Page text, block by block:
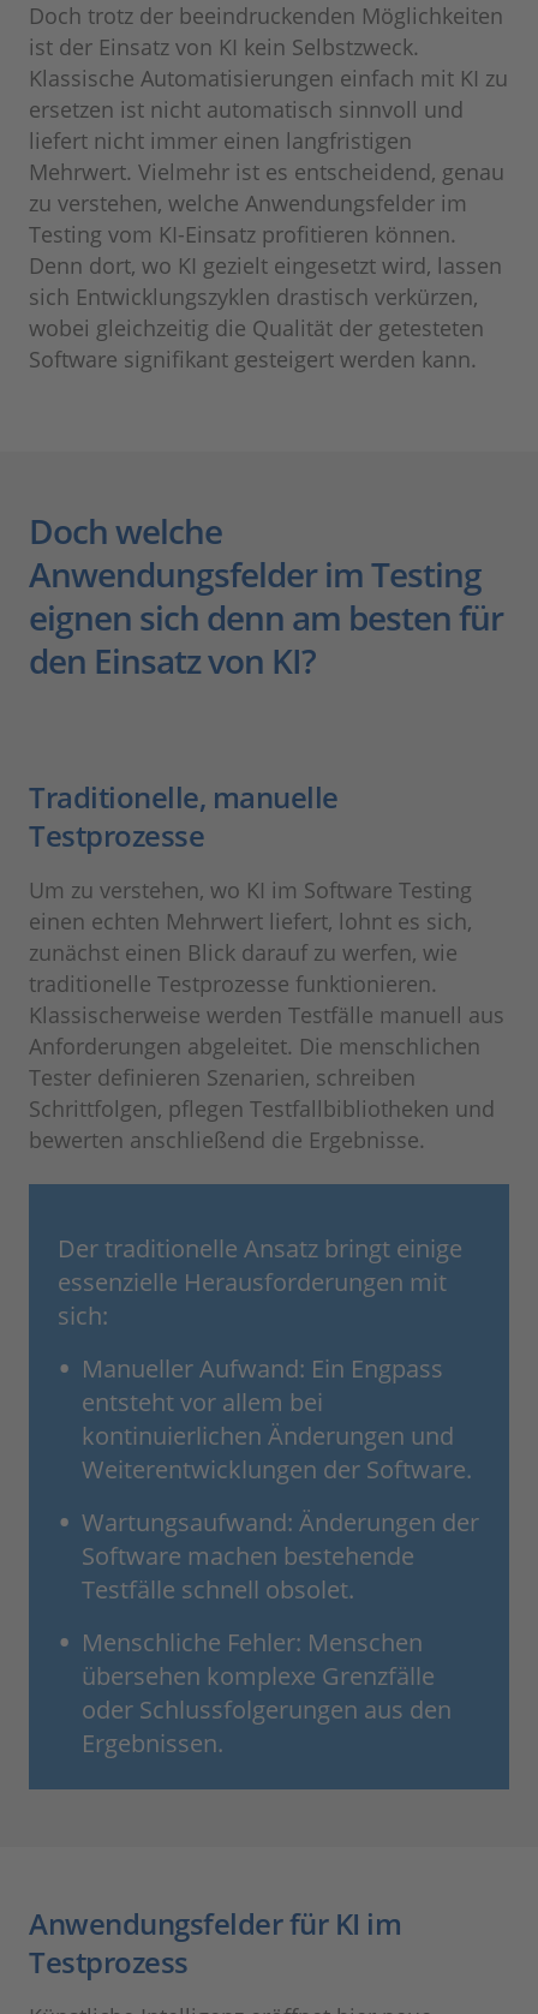
Doch trotz der beeindruckenden Möglichkeiten
ist der Einsatz von KI kein Selbstzweck.
Klassische Automatisierungen einfach mit KI zu
ersetzen ist nicht automatisch sinnvoll und
liefert nicht immer einen langfristigen
Mehrwert. Vielmehr ist es entscheidend, genau
zu verstehen, welche Anwendungsfelder im
Testing vom KI-Einsatz profitieren können.
Denn dort, wo KI gezielt eingesetzt wird, lassen
sich Entwicklungszyklen drastisch verkürzen,
wobei gleichzeitig die Qualität der getesteten
Software signifikant gesteigert werden kann.
Doch welche
Anwendungsfelder im Testing
eignen sich denn am besten für
den Einsatz von KI?
Traditionelle, manuelle
Testprozesse
Um zu verstehen, wo KI im Software Testing
einen echten Mehrwert liefert, lohnt es sich,
zunächst einen Blick darauf zu werfen, wie
traditionelle Testprozesse funktionieren.
Klassischerweise werden Testfälle manuell aus
Anforderungen abgeleitet. Die menschlichen
Tester definieren Szenarien, schreiben
Schrittfolgen, pflegen Testfallbibliotheken und
bewerten anschließend die Ergebnisse.
Der traditionelle Ansatz bringt einige
essenzielle Herausforderungen mit
sich:
Manueller Aufwand: Ein Engpass
entsteht vor allem bei
kontinuierlichen Änderungen und
Weiterentwicklungen der Software.
Wartungsaufwand: Änderungen der
Software machen bestehende
Testfälle schnell obsolet.
Menschliche Fehler: Menschen
übersehen komplexe Grenzfälle
oder Schlussfolgerungen aus den
Ergebnissen.
Anwendungsfelder für KI im
Testprozess